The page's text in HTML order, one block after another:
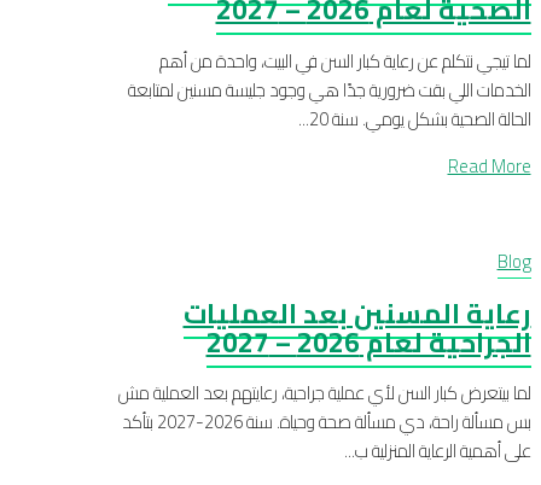
لما تيجي نتكلم عن رعاية كبار السن في البيت، واحدة من أهم
الخدمات اللي بقت ضرورية جدًا هي وجود جليسة مسنين لمتابعة
الحالة الصحية بشكل يومي. سنة 20...
Read More
Blog
رعاية المسنين بعد العمليات
الجراحية لعام 2026 – 2027
لما بيتعرض كبار السن لأي عملية جراحية، رعايتهم بعد العملية مش
بس مسألة راحة، دي مسألة صحة وحياة. سنة 2026-2027 بتأكد
على أهمية الرعاية المنزلية ب...